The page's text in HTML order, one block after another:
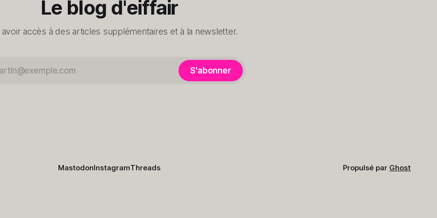
Le blog d'eiffair
accès à des articles supplémentaires et à la newsletter.
S'abonner
MastodonInstagramThreads Propulsé par Ghost